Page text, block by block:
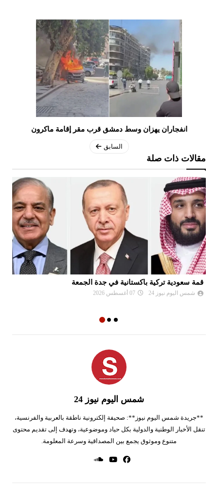
انفجاران يهزان وسط دمشق قرب مقر إقامة ماكرون
السابق
مقالات ذات صلة
قمة سعودية تركية باكستانية في جدة الجمعة
شمس اليوم نيوز 24 07 أغسطس 2026
شمس اليوم نيوز 24
**جريدة شمس اليوم نيوز**: صحيفة إلكترونية ناطقة بالعربية والفرنسية،
تنقل الأخبار الوطنية والدولية بكل حياد وموضوعية، وتهدف إلى تقديم محتوى
متنوع وموثوق يجمع بين المصداقية وسرعة المعلومة.